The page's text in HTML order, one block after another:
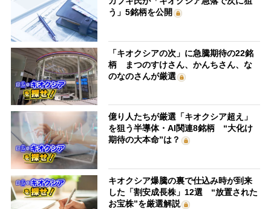
う」5銘柄を公開
「キオクシアの次」に急騰期待の22銘
柄 まつのすけさん、かんちさん、な
のなのさんが厳選
億り人たちが厳選「キオクシア超え」
を狙う半導体・AI関連8銘柄 “大化け
期待の大本命”は？
キオクシア爆騰の裏で仕込み時が到来
した「割安成長株」12選 “放置された
お宝株”を厳選解説